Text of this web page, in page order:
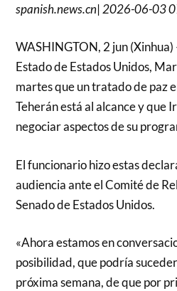
spanish.news.cn| 2026-06-03
WASHINGTON, 2 jun
Estado de Estados Unidos,
martes que un tratado de paz
Teherán está al alcance y que
negociar aspectos de su
El funcionario hizo estas
audiencia ante el Comité de
Senado de Estados Unidos.
«Ahora estamos en
posibilidad, que podría
próxima semana, de que por